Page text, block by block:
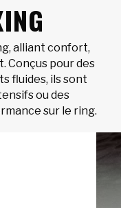
alliant confort,
Conçus pour des
fluides, ils sont
ou des
sur le ring.